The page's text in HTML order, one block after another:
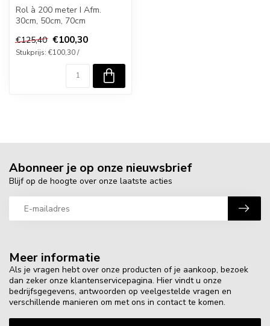
Rol à 200 meter I Afm.
30cm, 50cm, 70cm
€125,40 €100,30
Stukprijs: €100,30 /
Meer informatie
Als je vragen hebt over onze producten of je aankoop, bezoek
dan zeker onze klantenservicepagina. Hier vindt u onze
bedrijfsgegevens, antwoorden op veelgestelde vragen en
verschillende manieren om met ons in contact te komen.
Abonneer je op onze nieuwsbrief
Blijf op de hoogte over onze laatste acties